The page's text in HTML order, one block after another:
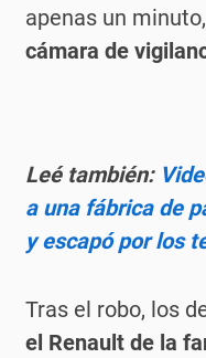
apenas un
cámara de
Leé también:
a una fábrica de
y escapó por los
Tras el robo, los
el Renault de la